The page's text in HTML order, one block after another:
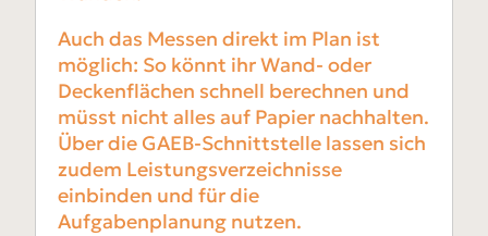
Auch das Messen direkt im Plan ist
möglich: So könnt ihr Wand- oder
Deckenflächen schnell berechnen und
müsst nicht alles auf Papier nachhalten.
Über die GAEB-Schnittstelle lassen sich
zudem Leistungsverzeichnisse
einbinden und für die
Aufgabenplanung nutzen.